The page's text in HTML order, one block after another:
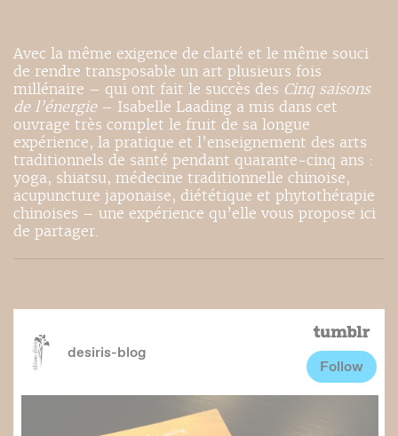
Avec la même exigence de clarté et le même souci
de rendre transposable un art plusieurs fois
millénaire – qui ont fait le succès des Cinq saisons
de l’énergie– Isabelle Laading a mis dans cet
ouvrage très complet le fruit de sa longue
expérience, la pratique et l’enseignement des arts
traditionnels de santé pendant quarante-cinq ans :
yoga, shiatsu, médecine traditionnelle chinoise,
acupuncture japonaise, diététique et phytothérapie
chinoises – une expérience qu’elle vous propose ici
de partager.